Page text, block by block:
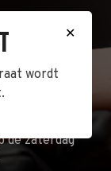
fysieke
van
de zaterdag
✕
wordt